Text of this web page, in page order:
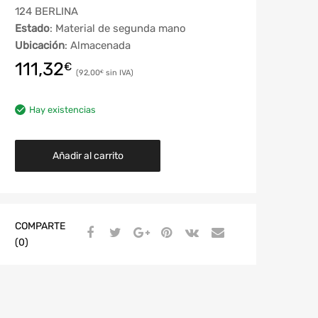
124 BERLINA
Estado: Material de segunda mano
Ubicación: Almacenada
111,32€ 92,00€
Hay existencias
Añadir al carrito
COMPARTE
(0)